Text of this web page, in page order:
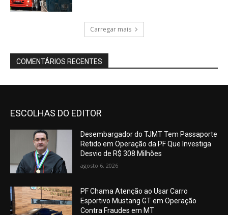
Carregar mais
COMENTÁRIOS RECENTES
ESCOLHAS DO EDITOR
Desembargador do TJMT Tem Passaporte
Retido em Operação da PF Que Investiga
Desvio de R$ 308 Milhões
agosto 6, 2026
PF Chama Atenção ao Usar Carro
Esportivo Mustang GT em Operação
Contra Fraudes em MT